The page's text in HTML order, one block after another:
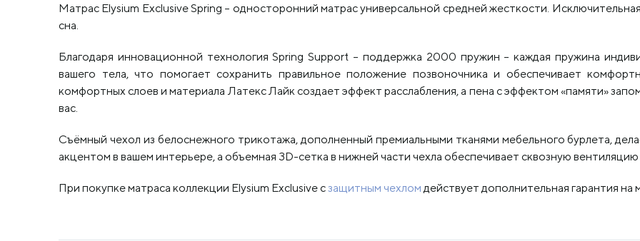
Матрас Elysium Exclusive Spring – односторонний матрас универсальной средней жесткости.
сна.
Благодаря инновационной технология Spring Support – поддержка 2000 пружин – каждая пружина
вашего тела, что помогает сохранить правильное положение позвоночника и обеспечивает
комфортных слоев и материала Латекс Лайк создает эффект расслабления, а пена с эффектом «памяти»
вас.
Съёмный чехол из белоснежного трикотажа, дополненный премиальными тканями мебельного бурлета,
акцентом в вашем интерьере, а объемная 3D-сетка в нижней части чехла обеспечивает сквозную вентиляцию
При покупке матраса коллекции Elysium Exclusive сзащитным чехломдействует дополнительная гарантия на